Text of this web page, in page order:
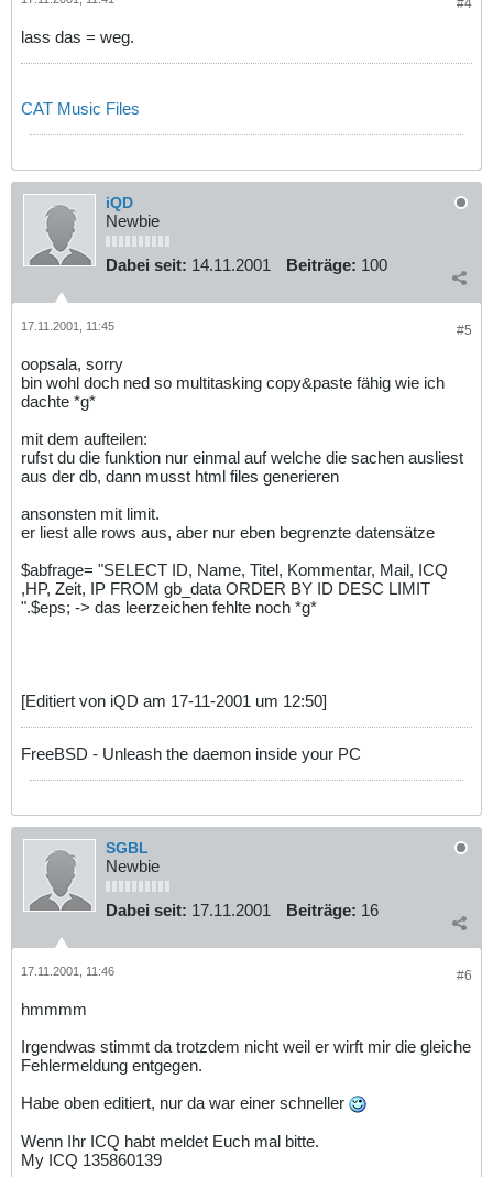
lass das = weg.
CAT Music Files
iQD
Newbie
Dabei seit: 14.11.2001 Beiträge: 100
#5
17.11.2001, 11:45
oopsala, sorry
bin wohl doch ned so multitasking copy&paste fähig wie ich
dachte *g*
mit dem aufteilen:
rufst du die funktion nur einmal auf welche die sachen ausliest
aus der db, dann musst html files generieren
ansonsten mit limit.
er liest alle rows aus, aber nur eben begrenzte datensätze
$abfrage= "SELECT ID, Name, Titel, Kommentar, Mail, ICQ
,HP, Zeit, IP FROM gb_data ORDER BY ID DESC LIMIT
".$eps; -> das leerzeichen fehlte noch *g*
[Editiert von iQD am 17-11-2001 um 12:50]
FreeBSD - Unleash the daemon inside your PC
SGBL
Newbie
Dabei seit: 17.11.2001 Beiträge: 16
#6
17.11.2001, 11:46
hmmmm
Irgendwas stimmt da trotzdem nicht weil er wirft mir die gleiche
Fehlermeldung entgegen.
Habe oben editiert, nur da war einer schneller
Wenn Ihr ICQ habt meldet Euch mal bitte.
My ICQ 135860139